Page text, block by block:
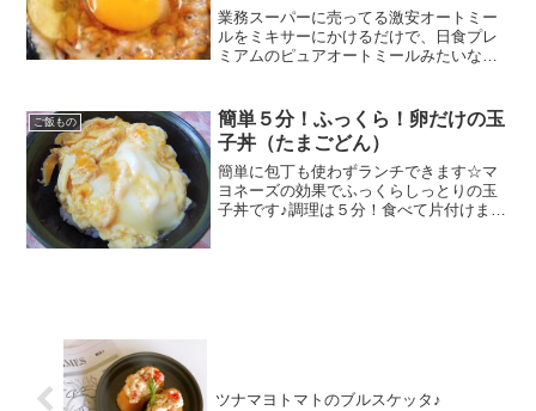
業務スーパーに売ってる激安オートミー
ルをミキサーにかけるだけで、日食プレ
ミアムのピュアオートミールみたいな食
ル水みんなのレビュー
ご飯もの
簡単５分！ふっくら！卵だけの玉
子丼（たまごどん）
簡単に包丁も使わずランチできます☆マ
ヨネーズの効果でふっくらしっとりの玉
子丼です♪調理は５分！食べて片付けまで
ツナマヨトマトのブルスケッタ♪